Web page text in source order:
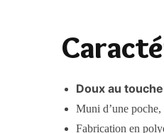
Doux au
Muni d’une
Fabrication en